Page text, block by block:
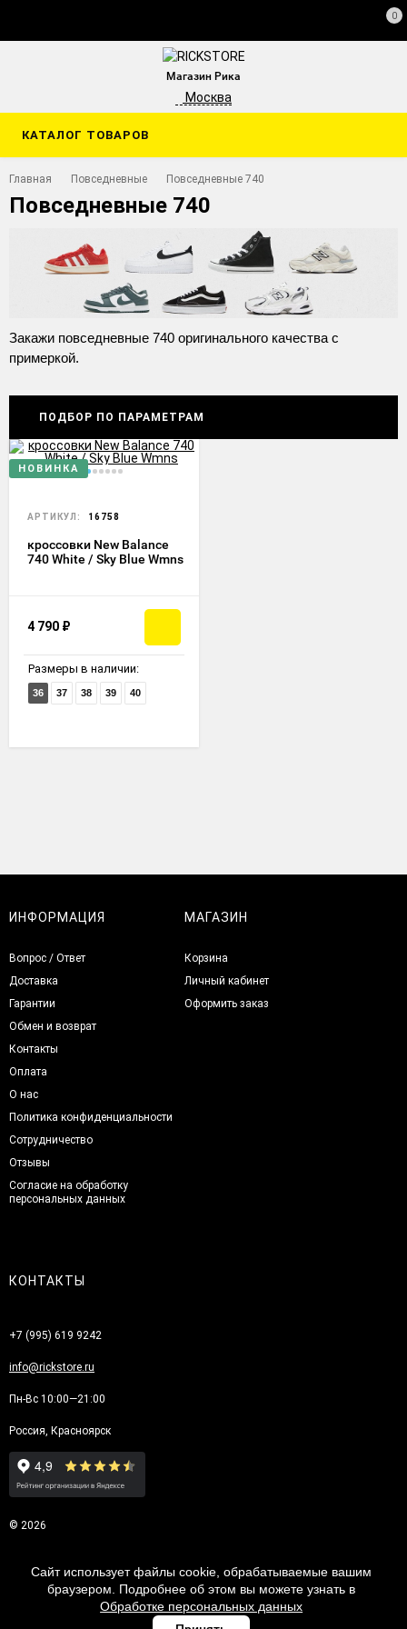
0
Магазин Рика
Москва
КАТАЛОГ ТОВАРОВ
Главная Повседневные Повседневные 740
Повседневные 740
Закажи повседневные 740 оригинального качества с
примеркой.
ПОДБОР ПО ПАРАМЕТРАМ
НОВИНКА
АРТИКУЛ: 16758
кроссовки New Balance
740 White / Sky Blue Wmns
4 790 ₽
Размеры в наличии:
36 37 38 39 40
ИНФОРМАЦИЯ
Вопрос / Ответ
Доставка
Гарантии
Обмен и возврат
Контакты
Оплата
О нас
Политика конфиденциальности
Сотрудничество
Отзывы
Согласие на обработку
персональных данных
МАГАЗИН
Корзина
Личный кабинет
Оформить заказ
КОНТАКТЫ
+7 (995) 619 9242
info@rickstore.ru
Пн-Вс 10:00—21:00
Россия, Красноярск
© 2026
Сайт использует файлы cookie, обрабатываемые вашим
браузером. Подробнее об этом вы можете узнать в
Обработке персональных данных